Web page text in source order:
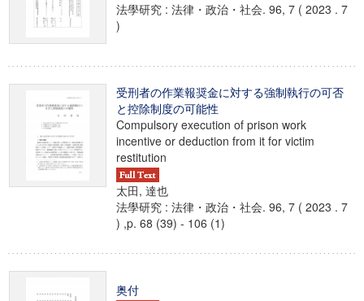
法學研究 : 法律・政治・社会. 96, 7 ( 2023 . 7
)
受刑者の作業報奨金に対する強制執行の可否
と控除制度の可能性
Compulsory execution of prison work
incentive or deduction from it for victim
restitution
太田, 達也
法學研究 : 法律・政治・社会. 96, 7 ( 2023 . 7
) ,p. 68 (39) - 106 (1)
奥付